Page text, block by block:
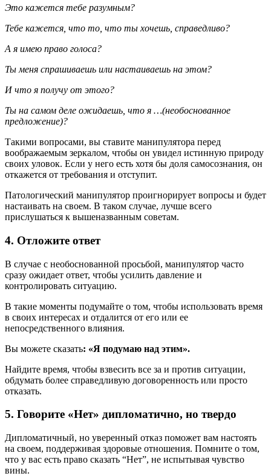
Это кажется тебе разумным?
Тебе кажется, что то, что ты хочешь, справедливо?
А я имею право голоса?
Ты меня спрашиваешь или настаиваешь на этом?
И что я получу от этого?
Ты на самом деле ожидаешь, что я …(необоснованное
предложение)?
Такими вопросами, вы ставите манипулятора перед
воображаемым зеркалом, чтобы он увидел истинную природу
своих уловок. Если у него есть хотя бы доля самосознания, он
откажется от требования и отступит.
Патологический манипулятор проигнорирует вопросы и будет
настаивать на своем. В таком случае, лучше всего
прислушаться к вышеназванным советам.
4. Отложите ответ
В случае с необоснованной просьбой, манипулятор часто
сразу ожидает ответ, чтобы усилить давление и
контролировать ситуацию.
В такие моменты подумайте о том, чтобы использовать время
в своих интересах и отдалится от его или ее
непосредственного влияния.
Вы можете сказать: «Я подумаю над этим».
Найдите время, чтобы взвесить все за и против ситуации,
обдумать более справедливую договоренность или просто
отказать.
5. Говорите «Нет» дипломатично, но твердо
Дипломатичный, но уверенный отказ поможет вам настоять
на своем, поддерживая здоровые отношения. Помните о том,
что у вас есть право сказать “Нет”, не испытывая чувство
вины.